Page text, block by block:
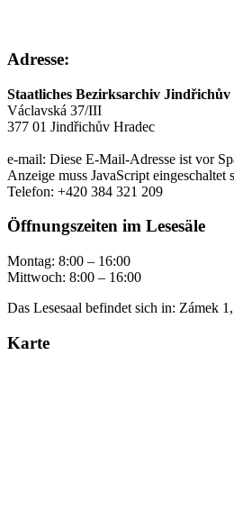
Adresse:
Staatliches Bezirksarchiv Jindřichův
Václavská 37/III
377 01 Jindřichův Hradec
e-mail: Diese E-Mail-Adresse ist vor
Anzeige muss JavaScript eingeschaltet
Telefon: +420 384 321 209
Öffnungszeiten im Lesesäle
Montag: 8:00 – 16:00
Mittwoch: 8:00 – 16:00
Das Lesesaal befindet sich in: Zámek
Karte